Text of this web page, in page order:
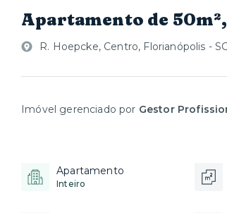
Apartamento de
R. Hoepcke, Centro, Florianópolis -
Imóvel gerenciado por Gestor
Apartamento
Inteiro